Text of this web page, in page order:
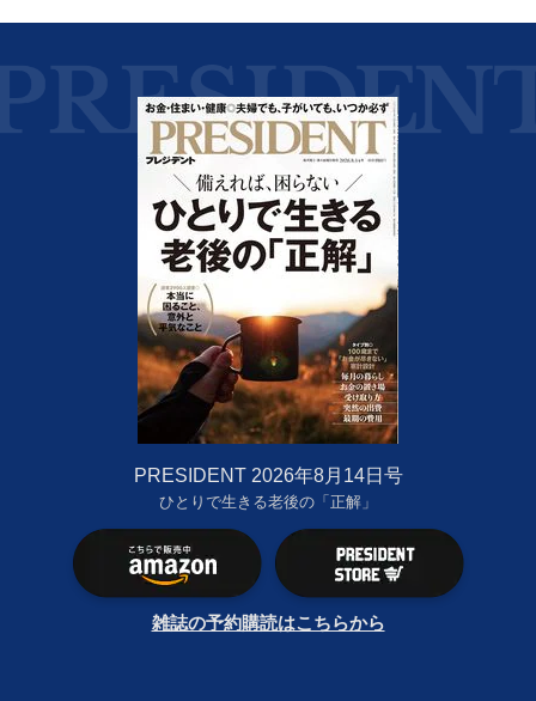
PRESIDENT 2026年8月14日号
ひとりで生きる老後の「正解」
雑誌の予約購読はこちらから